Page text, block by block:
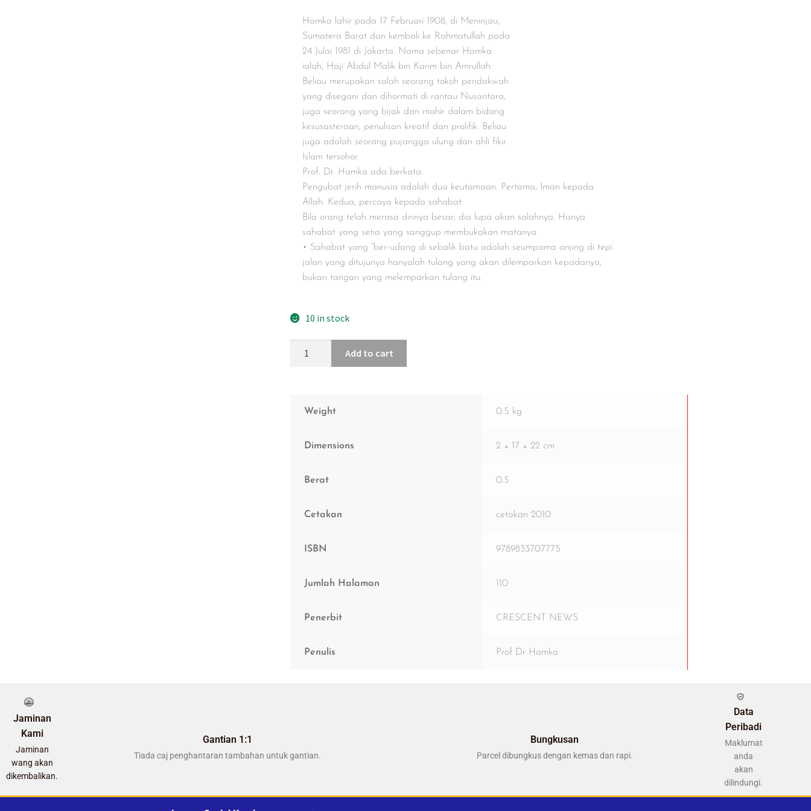
Hamka lahir pada 17 Februari 1908, di Meninjau,
Sumatera Barat dan kembali ke Rahmatullah pada
24 Julai 1981 di Jakarta. Nama sebenar Hamka
ialah, Haji Abdul Malik bin Karim bin Amrullah.
Beliau merupakan salah seorang tokoh pendakwah
yang disegani dan dihormati di rantau Nusantara,
juga seorang yang bijak dan mahir dalam bidang
kesusasteraan, penulisan kreatif dan prolifik. Beliau
juga adalah seorang pujangga ulung dan ahli fikir
Islam tersohor.
Prof. Dr. Hamka ada berkata:
Pengubat jerih manusia adalah dua keutamaan. Pertama, Iman kepada
Allah. Kedua, percaya kepada sahabat.
Bila orang telah merasa dirinya besar, dia lupa akan salahnya. Hanya
sahabat yang setia yang sanggup membukakan matanya.
• Sahabat yang “ber-udang di sebalik batu adalah seumpama anjing di tepi
jalan yang ditujunya hanyalah tulang yang akan dilemparkan kepadanya,
bukan tangan yang melemparkan tulang itu.
10 in stock
Add to cart
Weight 0.5 kg
Dimensions 2 × 17 × 22 cm
Berat 0.5
Cetakan cetakan 2010
ISBN 9789833707775
Jumlah Halaman 110
Penerbit CRESCENT NEWS
Penulis Prof Dr Hamka
Jaminan
Kami
Jaminan
wang akan
dikembalikan.
Gantian 1:1
Tiada caj penghantaran tambahan untuk gantian.
Bungkusan
Parcel dibungkus dengan kemas dan rapi.
Data
Peribadi
Maklumat
anda
akan
dilindungi.